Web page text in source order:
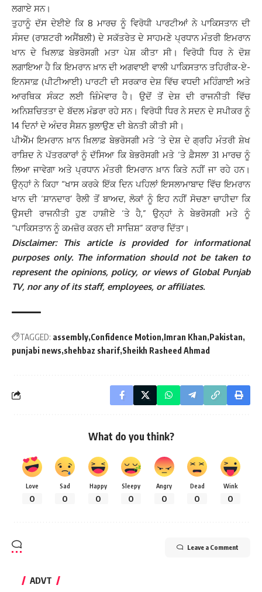
ਲਗਾਏ ਸਨ।
ਤੁਹਾਨੂੰ ਦੱਸ ਦੇਈਏ ਕਿ 8 ਮਾਰਚ ਨੂੰ ਵਿਰੋਧੀ ਪਾਰਟੀਆਂ ਨੇ ਪਾਕਿਸਤਾਨ ਦੀ
ਸੰਸਦ (ਰਾਸ਼ਟਰੀ ਅਸੈਂਬਲੀ) ਦੇ ਸਕੱਤਰੇਤ ਦੇ ਸਾਹਮਣੇ ਪ੍ਰਧਾਨ ਮੰਤਰੀ ਇਮਰਾਨ
ਖਾਨ ਦੇ ਖਿਲਾਫ਼ ਬੇਭਰੋਸਗੀ ਮਤਾ ਪੇਸ਼ ਕੀਤਾ ਸੀ। ਵਿਰੋਧੀ ਧਿਰ ਨੇ ਦੋਸ਼
ਲਗਾਇਆ ਹੈ ਕਿ ਇਮਰਾਨ ਖ਼ਾਨ ਦੀ ਅਗਵਾਈ ਵਾਲੀ ਪਾਕਿਸਤਾਨ ਤਹਿਰੀਕ-ਏ-
ਇਨਸਾਫ਼ (ਪੀਟੀਆਈ) ਪਾਰਟੀ ਦੀ ਸਰਕਾਰ ਦੇਸ਼ ਵਿੱਚ ਵਧਦੀ ਮਹਿੰਗਾਈ ਅਤੇ
ਆਰਥਿਕ ਸੰਕਟ ਲਈ ਜ਼ਿੰਮੇਵਾਰ ਹੈ। ਉਦੋਂ ਤੋਂ ਦੇਸ਼ ਦੀ ਰਾਜਨੀਤੀ ਵਿੱਚ
ਅਨਿਸ਼ਚਿਤਤਾ ਦੇ ਬੱਦਲ ਮੰਡਰਾ ਰਹੇ ਸਨ। ਵਿਰੋਧੀ ਧਿਰ ਨੇ ਸਦਨ ਦੇ ਸਪੀਕਰ ਨੂੰ
14 ਦਿਨਾਂ ਦੇ ਅੰਦਰ ਸੈਸ਼ਨ ਬੁਲਾਉਣ ਦੀ ਬੇਨਤੀ ਕੀਤੀ ਸੀ।
ਪੀਐੱਮ ਇਮਰਾਨ ਖ਼ਾਨ ਖ਼ਿਲਾਫ਼ ਬੇਭਰੋਸਗੀ ਮਤੇ ‘ਤੇ ਦੇਸ਼ ਦੇ ਗ੍ਰਹਿ ਮੰਤਰੀ ਸ਼ੇਖ
ਰਾਸ਼ਿਦ ਨੇ ਪੱਤਰਕਾਰਾਂ ਨੂੰ ਦੱਸਿਆ ਕਿ ਬੇਭਰੋਸਗੀ ਮਤੇ ‘ਤੇ ਫ਼ੈਸਲਾ 31 ਮਾਰਚ ਨੂੰ
ਲਿਆ ਜਾਵੇਗਾ ਅਤੇ ਪ੍ਰਧਾਨ ਮੰਤਰੀ ਇਮਰਾਨ ਖ਼ਾਨ ਕਿਤੇ ਨਹੀਂ ਜਾ ਰਹੇ ਹਨ।
ਉਨ੍ਹਾਂ ਨੇ ਕਿਹਾ “ਖਾਸ ਕਰਕੇ ਇੱਕ ਦਿਨ ਪਹਿਲਾਂ ਇਸਲਾਮਾਬਾਦ ਵਿੱਚ ਇਮਰਾਨ
ਖਾਨ ਦੀ ‘ਸ਼ਾਨਦਾਰ’ ਰੈਲੀ ਤੋਂ ਬਾਅਦ, ਲੋਕਾਂ ਨੂੰ ਇਹ ਨਹੀਂ ਸੋਚਣਾ ਚਾਹੀਦਾ ਕਿ
ਉਸਦੀ ਰਾਜਨੀਤੀ ਹੁਣ ਹਾਸ਼ੀਏ ‘ਤੇ ਹੈ,” ਉਨ੍ਹਾਂ ਨੇ ਬੇਭਰੋਸਗੀ ਮਤੇ ਨੂੰ
“ਪਾਕਿਸਤਾਨ ਨੂੰ ਕਮਜ਼ੋਰ ਕਰਨ ਦੀ ਸਾਜ਼ਿਸ਼” ਕਰਾਰ ਦਿੱਤਾ।
Disclaimer: This article is provided for informational
purposes only. The information should not be taken to
represent the opinions, policy, or views of Global Punjab
TV, nor any of its staff, employees, or affiliates.
TAGGED: assembly Confidence Motion Imran Khan Pakistan
punjabi news shehbaz sharif Sheikh Rasheed Ahmad
What do you think?
Love
0
Sad
0
Happy
0
Sleepy
0
Angry
0
Dead
0
Wink
0
Leave a Comment
ADVT